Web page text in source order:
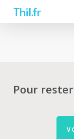
Thil.fr
Pour